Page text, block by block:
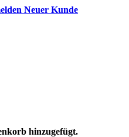
Neuer Kunde
hinzugefügt.